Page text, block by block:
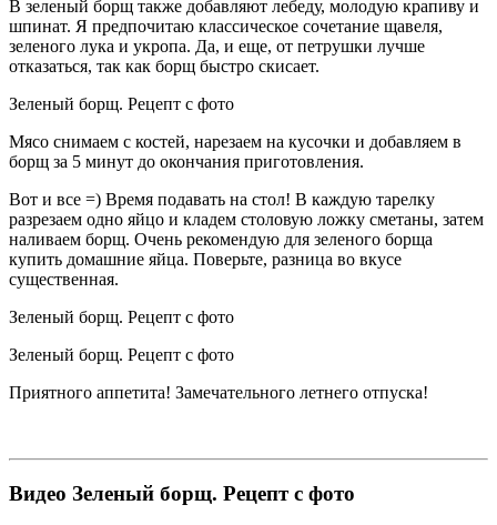
В зеленый борщ также добавляют лебеду, молодую крапиву и
шпинат. Я предпочитаю классическое сочетание щавеля,
зеленого лука и укропа. Да, и еще, от петрушки лучше
отказаться, так как борщ быстро скисает.
Зеленый борщ. Рецепт с фото
Мясо снимаем с костей, нарезаем на кусочки и добавляем в
борщ за 5 минут до окончания приготовления.
Вот и все =) Время подавать на стол! В каждую тарелку
разрезаем одно яйцо и кладем столовую ложку сметаны, затем
наливаем борщ. Очень рекомендую для зеленого борща
купить домашние яйца. Поверьте, разница во вкусе
существенная.
Зеленый борщ. Рецепт с фото
Зеленый борщ. Рецепт с фото
Приятного аппетита! Замечательного летнего отпуска!
Видео Зеленый борщ. Рецепт с фото